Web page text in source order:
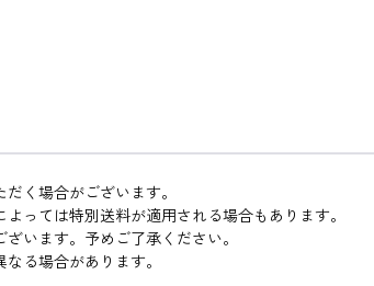
く場合がございます。
っては特別送料が適用される場合もあります。
います。予めご了承ください。
る場合があります。